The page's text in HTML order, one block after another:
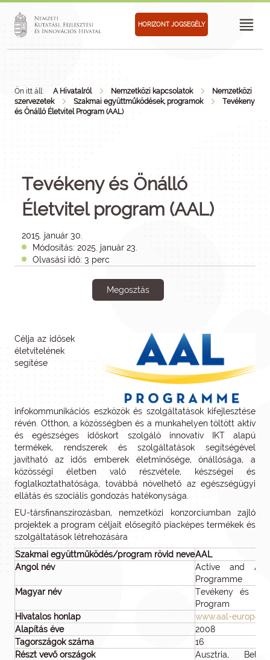
HORIZONT JOGSEGÉLY
Ön itt áll: A Hivatalról Nemzetközi kapcsolatok
Nemzetközi
szervezetek
Szakmai együttműködések, programok
Tevékeny
és Önálló Életvitel Program (AAL)
Tevékeny és Önálló
Életvitel program (AAL)
2015. január 30.
Módosítás: 2025. január 23.
Olvasási idő: 3 perc
Megosztás
Célja az idősek
életvitelének
segítése
infokommunikációs eszközök és szolgáltatások kifejlesztése
révén. Otthon, a közösségben és a munkahelyen töltött aktív
és egészséges időskort szolgáló innovatív IKT alapú
termékek, rendszerek és szolgáltatások segítségével
javítható az idős emberek életminősége, önállósága, a
közösségi életben való részvétele, készségei és
foglalkoztathatósága, továbbá növelhető az egészségügyi
ellátás és szociális gondozás hatékonysága.
EU-társfinanszírozásban, nemzetközi konzorciumban zajló
projektek a program céljait elősegítő piacképes termékek és
szolgáltatások létrehozására
Szakmai együttműködés/program rövid neveAAL
Angol név
Active and
Programme
Magyar név
Tevékeny és
Program
Hivatalos honlap
www.aal-
Alapítás éve
2008
Tagországok száma
16
Részt vevő országok
Ausztria,